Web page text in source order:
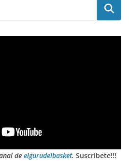
de elgurudelbasket. Suscríbete!!!